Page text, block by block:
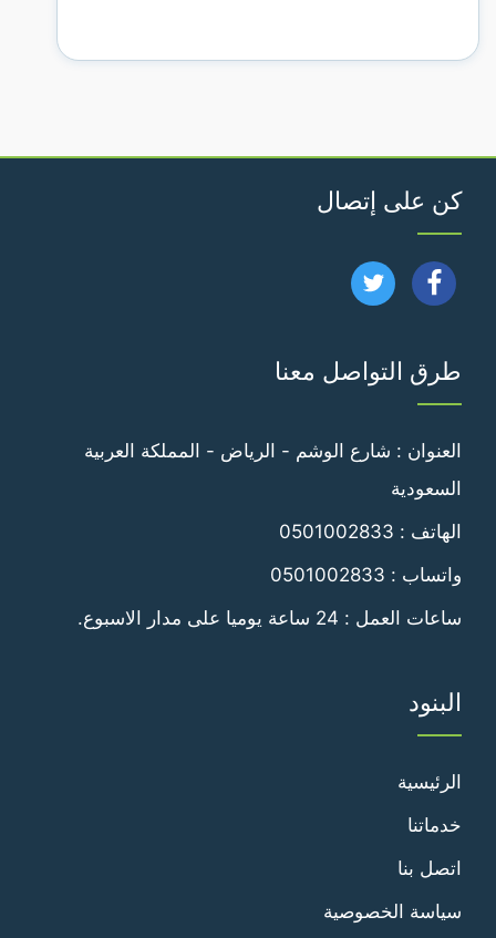
كن على إتصال
تابعنا
فيسبوك
تابعنا
طرق التواصل معنا
العنوان : شارع الوشم - الرياض - المملكة العربية
السعودية
الهاتف : 0501002833
واتساب : 0501002833
ساعات العمل : 24 ساعة يوميا على مدار الاسبوع.
البنود
الرئيسية
خدماتنا
اتصل بنا
سياسة الخصوصية